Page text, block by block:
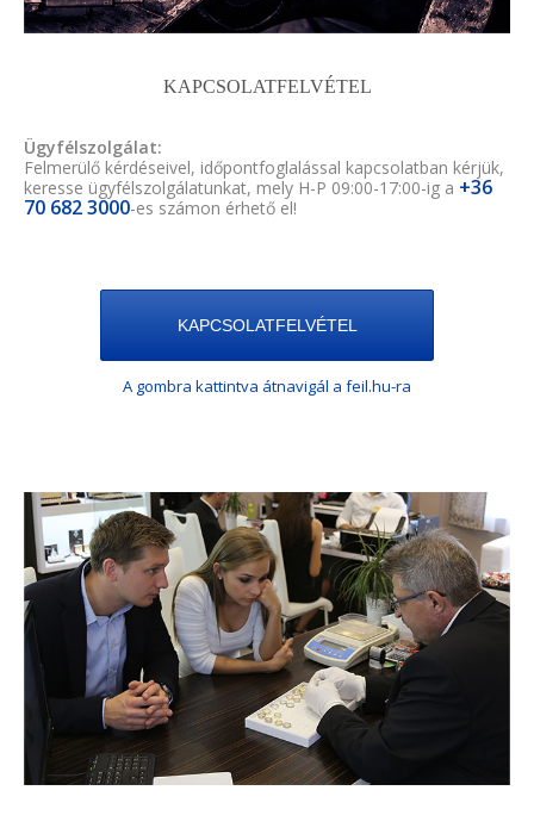
KAPCSOLATFELVÉTEL
Ügyfélszolgálat:
Felmerülő kérdéseivel, időpontfoglalással kapcsolatban kérjük,
keresse ügyfélszolgálatunkat, mely H-P 09:00-17:00-ig a +36
70 682 3000-es számon érhető el!
KAPCSOLATFELVÉTEL
A gombra kattintva átnavigál a feil.hu-ra